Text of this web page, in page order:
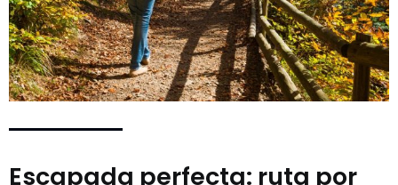
Escapada perfecta: ruta por